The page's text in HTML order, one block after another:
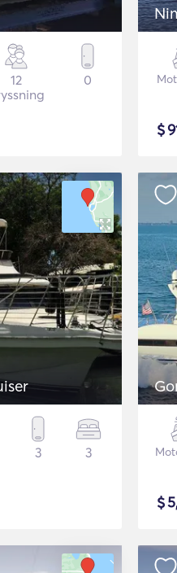
12
0
$
3 3
$